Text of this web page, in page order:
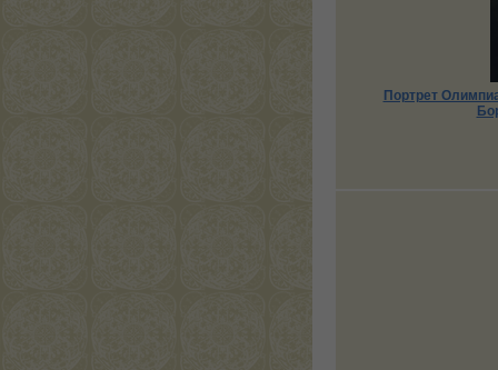
Портрет